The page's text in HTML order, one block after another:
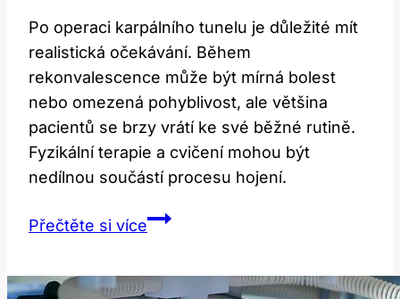
Po operaci karpálního tunelu je důležité mít
realistická očekávání. Během
rekonvalescence může být mírná bolest
nebo omezená pohyblivost, ale většina
pacientů se brzy vrátí ke své běžné rutině.
Fyzikální terapie a cvičení mohou být
nedílnou součástí procesu hojení.
Přečtěte si víceŽivot
karpálního